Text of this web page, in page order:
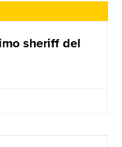
sheriff del